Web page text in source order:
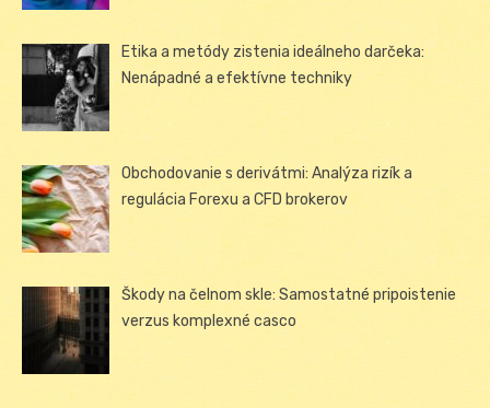
Etika a metódy zistenia ideálneho darčeka:
Nenápadné a efektívne techniky
Obchodovanie s derivátmi: Analýza rizík a
regulácia Forexu a CFD brokerov
Škody na čelnom skle: Samostatné pripoistenie
verzus komplexné casco